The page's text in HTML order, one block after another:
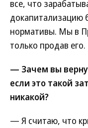
все, что
докапитализацию
нормативы. Мы в
только продав его.
— Зачем вы
если это такой
никакой?
— Я считаю, что